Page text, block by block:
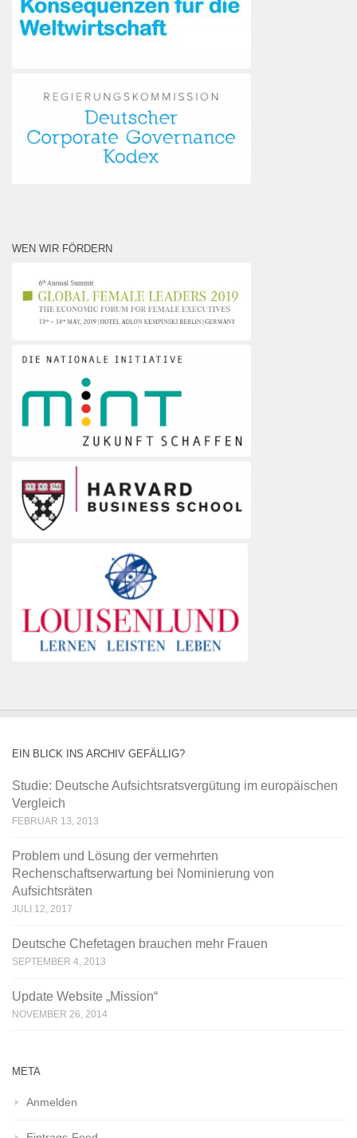
WEN WIR FÖRDERN
EIN BLICK INS ARCHIV GEFÄLLIG?
Studie: Deutsche Aufsichtsratsvergütung im europäischen
Vergleich
FEBRUAR 13, 2013
Problem und Lösung der vermehrten
Rechenschaftserwartung bei Nominierung von
Aufsichtsräten
JULI 12, 2017
Deutsche Chefetagen brauchen mehr Frauen
SEPTEMBER 4, 2013
Update Website „Mission“
NOVEMBER 26, 2014
META
Anmelden